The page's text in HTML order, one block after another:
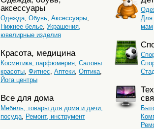
аксессуары
Одежда, Обувь, Аксессуары,
Нижнее белье, Украшения,
ювелирные изделия
Красота, медицина
Косметика, парфюмерия, Салоны
красоты, Фитнес, Аптеки, Оптика,
Йога центры
Все для дома
Мебель, товары для дома и дачи,
посуда, Ремонт, инструмент
Для
мам